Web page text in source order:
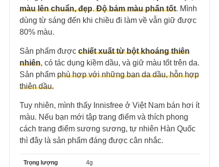
màu lên chuẩn, đẹp.Độ bám màu phấn tốt. Mình
dùng từ sáng đến khi chiều đi làm về vẫn giữ được
80% màu.
Sản phẩm được chiết xuất từ bột khoáng thiên
nhiên, có tác dụng kiềm dầu, và giữ màu tốt trên da.
Sản phẩm phù hợp với những bạn da dầu, hỗn hợp
thiên dầu.
Tuy nhiên, mình thấy Innisfree ở Việt Nam bán hơi ít
màu. Nếu bạn mới tập trang điểm và thích phong
cách trang điểm sương sương, tự nhiên Hàn Quốc
thì đây là sản phẩm đáng được cân nhắc.
Trọng lượng 4g